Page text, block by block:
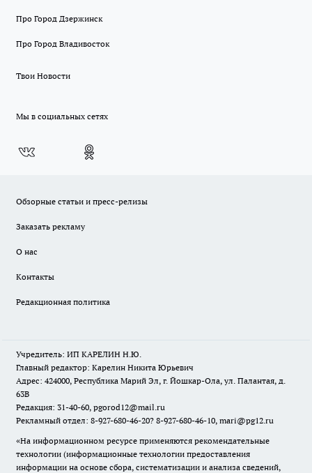
Про Город Дзержинск
Про Город Владивосток
Твои Новости
Мы в социальных сетях
Обзорные статьи и пресс-релизы
Заказать рекламу
О нас
Контакты
Редакционная политика
Учредитель: ИП КАРЕЛИН Н.Ю.
Главный редактор: Карелин Никита Юрьевич
Адрес: 424000, Республика Марий Эл, г. Йошкар-Ола, ул. Палантая, д.
63В
Редакция: 31-40-60, pgorod12@mail.ru
Рекламный отдел: 8-927-680-46-20? 8-927-680-46-10, mari@pg12.ru
«На информационном ресурсе применяются рекомендательные
технологии (информационные технологии предоставления
информации на основе сбора, систематизации и анализа сведений,